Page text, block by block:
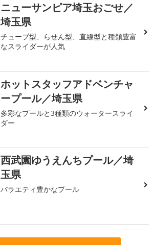
ニューサンピア埼玉おごせ／
埼玉県
チューブ型、らせん型、直線型と種類豊富
なスライダーが人気
ホットスタッフアドベンチャ
ープール／埼玉県
多彩なプールと3種類のウォータースライ
ダー
西武園ゆうえんちプール／埼
玉県
バラエティ豊かなプール